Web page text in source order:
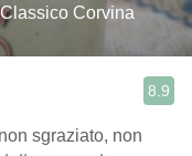
Corvina
8.9